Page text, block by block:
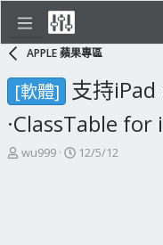
APPLE 蘋果專區
[軟體] 支持
·ClassTable for
主
wu999
開
12/5/12